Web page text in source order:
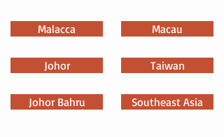
Malacca
Johor
Johor Bahru
Macau
Taiwan
Southeast Asia